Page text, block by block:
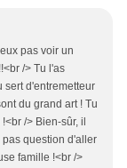
pas voir un
/> Tu l'as
sert d'entremetteur
du grand art ! Tu
/> Bien-sûr, il
question d'aller
famille !<br />